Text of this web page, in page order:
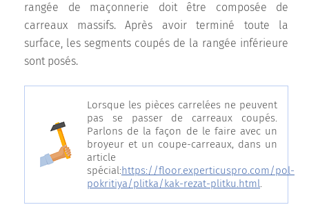
rangée de maçonnerie doit être composée de
carreaux massifs. Après avoir terminé toute la
surface, les segments coupés de la rangée inférieure
sont posés.
Lorsque les pièces carrelées ne peuvent
pas se passer de carreaux coupés.
Parlons de la façon de le faire avec un
broyeur et un coupe-carreaux, dans un
article
spécial:https://floor.experticuspro.com/pol-
pokritiya/plitka/kak-rezat-plitku.html